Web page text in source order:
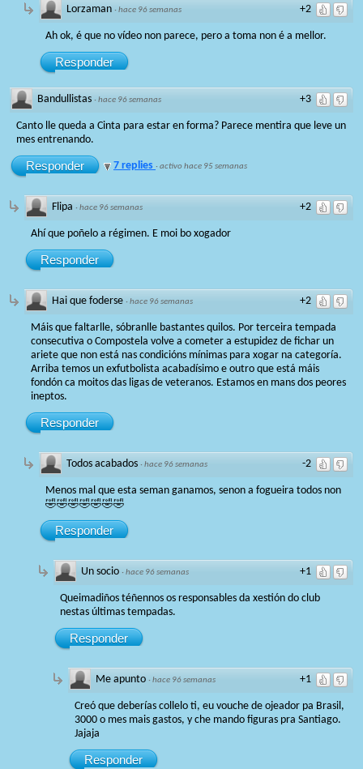
+2
Lorzaman ·hace 96 semanas
Ah ok, é que no vídeo non parece, pero a toma non é a mellor.
Responder
+3
Bandullistas ·hace 96 semanas
Canto lle queda a Cinta para estar en forma? Parece mentira que leve un
mes entrenando.
Responder 7 replies ·activo hace 95 semanas
+2
Flipa ·hace 96 semanas
Ahí que poñelo a régimen. E moi bo xogador
Responder
+2
Hai que foderse ·hace 96 semanas
Máis que faltarlle, sóbranlle bastantes quilos. Por terceira tempada
consecutiva o Compostela volve a cometer a estupidez de fichar un
ariete que non está nas condicións mínimas para xogar na categoría.
Arriba temos un exfutbolista acabadísimo e outro que está máis
fondón ca moitos das ligas de veteranos. Estamos en mans dos peores
ineptos.
Responder
-2
Todos acabados ·hace 96 semanas
Menos mal que esta seman ganamos, senon a fogueira todos non
🤣🤣🤣🤣🤣🤣🤣
Responder
+1
Un socio ·hace 96 semanas
Queimadiños téñennos os responsables da xestión do club
nestas últimas tempadas.
Responder
+1
Me apunto ·hace 96 semanas
Creó que deberías collelo ti, eu vouche de ojeador pa Brasil,
3000 o mes mais gastos, y che mando figuras pra Santiago.
Jajaja
Responder